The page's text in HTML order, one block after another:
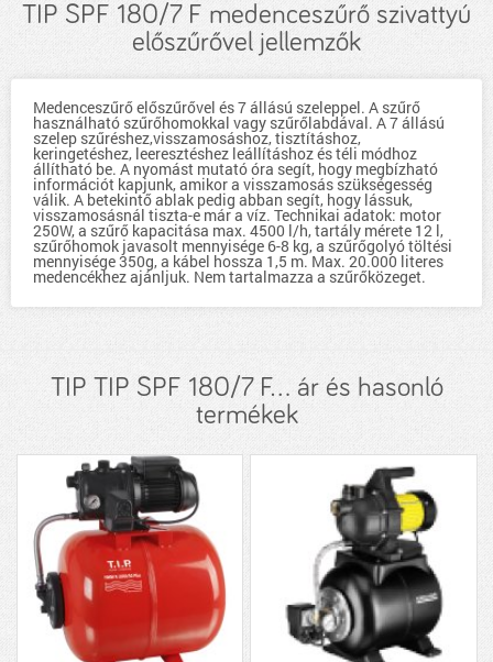
TIP SPF 180/7 F medenceszűrő szivattyú
előszűrővel jellemzők
Medenceszűrő előszűrővel és 7 állású szeleppel. A szűrő
használható szűrőhomokkal vagy szűrőlabdával. A 7 állású
szelep szűréshez,visszamosáshoz, tisztításhoz,
keringetéshez, leeresztéshez leállításhoz és téli módhoz
állítható be. A nyomást mutató óra segít, hogy megbízható
információt kapjunk, amikor a visszamosás szükségesség
válik. A betekintő ablak pedig abban segít, hogy lássuk,
visszamosásnál tiszta-e már a víz. Technikai adatok: motor
250W, a szűrő kapacitása max. 4500 l/h, tartály mérete 12 l,
szűrőhomok javasolt mennyisége 6-8 kg, a szűrőgolyó töltési
mennyisége 350g, a kábel hossza 1,5 m. Max. 20.000 literes
medencékhez ajánljuk. Nem tartalmazza a szűrőközeget.
TIP TIP SPF 180/7 F... ár és hasonló
termékek